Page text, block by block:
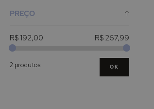
PREÇO
R$ 192,00 R$ 267,99
2 produtos OK